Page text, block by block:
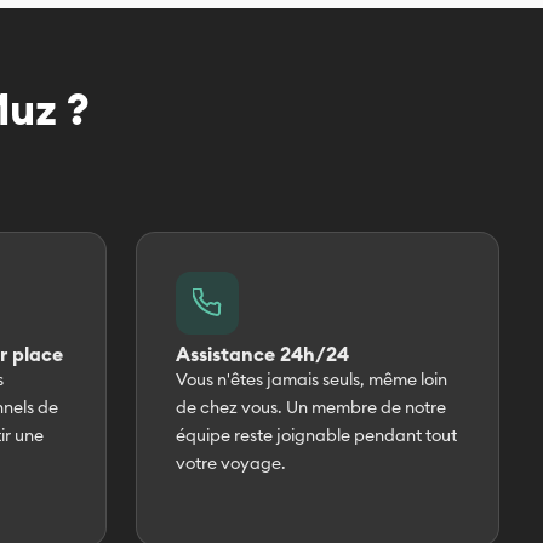
?
place
de
une
Assistance 24h/24
Vous n'êtes jamais seuls, même loin
de chez vous. Un membre de notre
équipe reste joignable pendant tout
votre voyage.